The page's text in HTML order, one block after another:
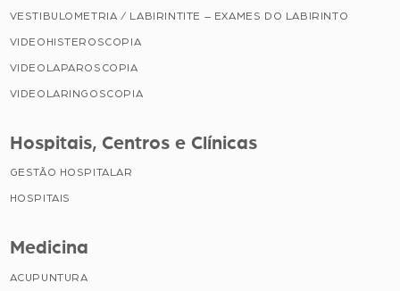
VESTIBULOMETRIA / LABIRINTITE – EXAMES DO LABIRINTO
VIDEOHISTEROSCOPIA
VIDEOLAPAROSCOPIA
VIDEOLARINGOSCOPIA
Hospitais, Centros e Clínicas
GESTÃO HOSPITALAR
HOSPITAIS
Medicina
ACUPUNTURA